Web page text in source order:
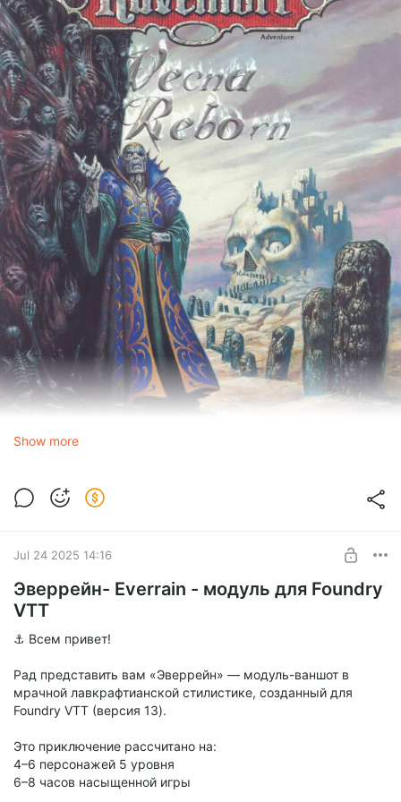
Сейчас я работаю над модулем для foundry vtt конверсии
материалами которые будут использованы в собранном и
Да, тут не все материалы, я буду обновлять пост и
Show more
Jul 24 2025 14:16
Эверрейн- Everrain - модуль для Foundry
VTT
⚓ Всем привет!
Рад представить вам «Эверрейн» — модуль-ваншот в
мрачной лавкрафтианской стилистике, созданный для
Foundry VTT (версия 13).
Это приключение рассчитано на:
4–6 персонажей 5 уровня
6–8 часов насыщенной игры